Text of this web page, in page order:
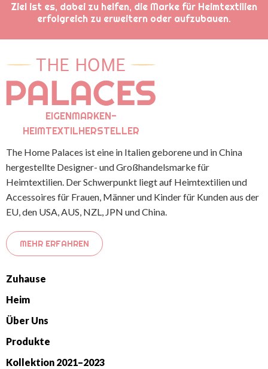
Ziel ist es, dabei zu helfen, die Marke für Heimtextilien
erfolgreich zu erweitern oder aufzubauen.
EIGENMARKEN-
HEIMTEXTILHERSTELLER
The Home Palaces ist eine in Italien geborene und in China
hergestellte Designer- und Großhandelsmarke für
Heimtextilien. Der Schwerpunkt liegt auf Heimtextilien und
Accessoires für Frauen, Männer und Kinder für Kunden aus der
EU, den USA, AUS, NZL, JPN und China.
MEHR ERFAHREN
Zuhause
Heim
Über Uns
Produkte
Kollektion 2021–2023